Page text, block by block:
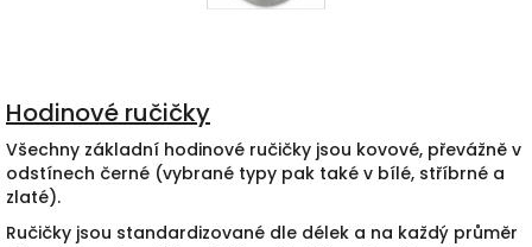
Hodinové ručičky
Všechny základní hodinové ručičky jsou kovové, převážně v
odstínech černé (vybrané typy pak také v bílé, stříbrné a
zlaté).
Ručičky jsou standardizované dle délek a na každý průměr